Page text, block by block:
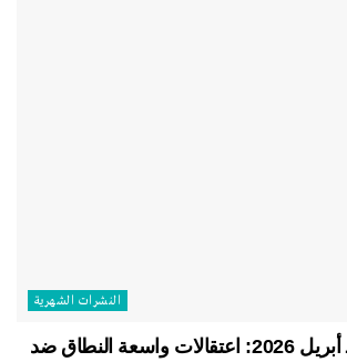
النشرات الشهریة
التقرير الشهري لـ أبريل 2026: اعتقالات واسعة النطاق ضد